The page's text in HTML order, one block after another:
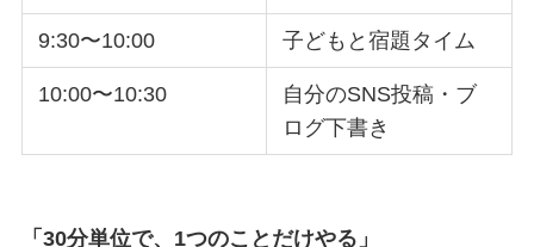
9:30〜10:00 子どもと宿題タイム
10:00〜10:30
自分のSNS投稿・ブ
ログ下書き
「30分単位で、1つのことだけやる」